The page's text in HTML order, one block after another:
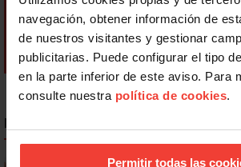
navegación, obtener información de
de nuestros visitantes y gestionar
publicitarias. Puede configurar el tipo
en la parte inferior de este aviso. Para
consulte nuestra política de cookies.
Permitir todas las
NOTICIAS MÁS LEÍDAS
Se actualizan las patologías para acceder